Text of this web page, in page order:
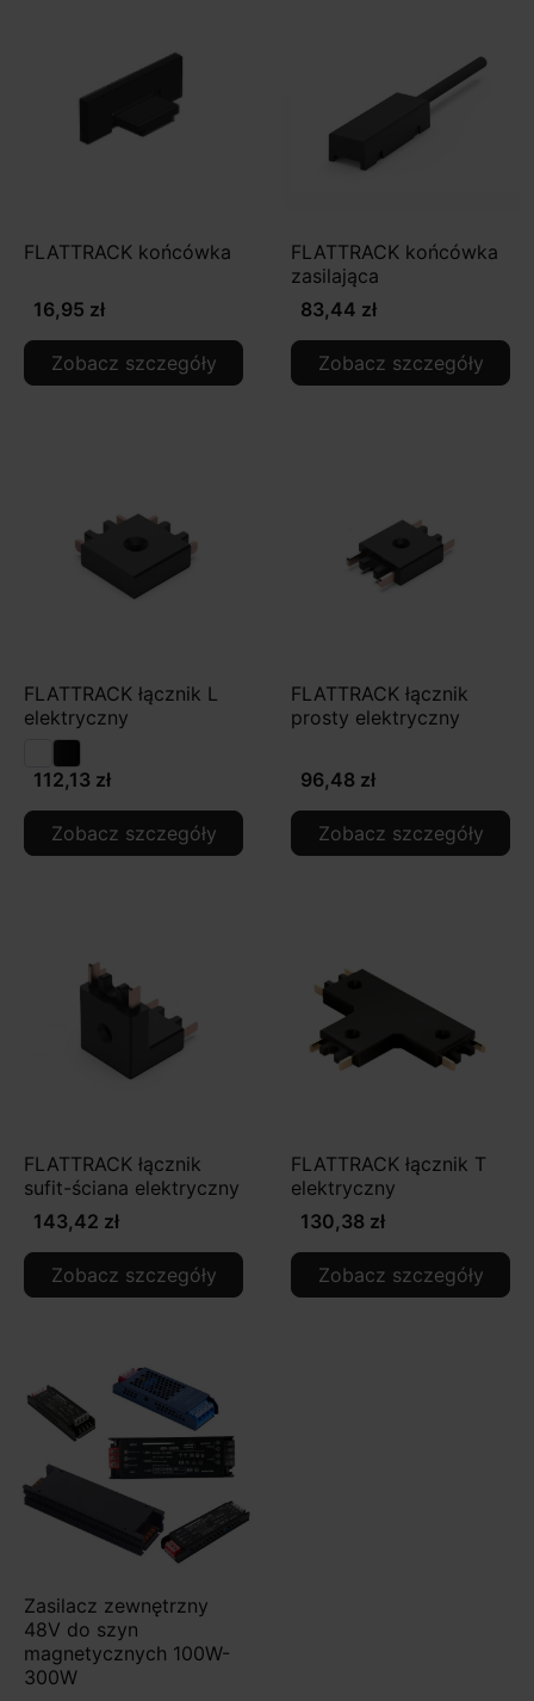
FLATTRACK końcówka
16,95 zł
Zobacz szczegóły
FLATTRACK końcówka
zasilająca
83,44 zł
Zobacz szczegóły
FLATTRACK łącznik L
elektryczny
112,13 zł
Zobacz szczegóły
FLATTRACK łącznik
prosty elektryczny
96,48 zł
Zobacz szczegóły
FLATTRACK łącznik
sufit-ściana elektryczny
143,42 zł
Zobacz szczegóły
FLATTRACK łącznik T
elektryczny
130,38 zł
Zobacz szczegóły
Zasilacz zewnętrzny
48V do szyn
magnetycznych 100W-
300W